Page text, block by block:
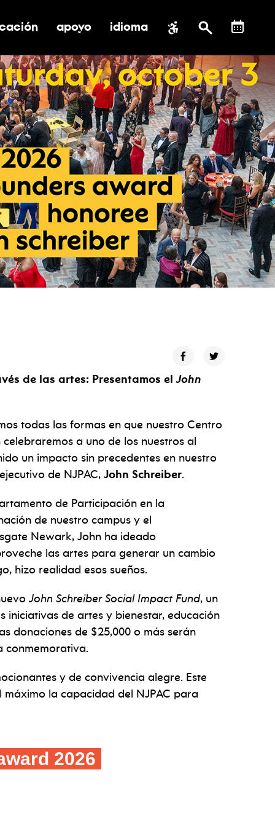
de impacto social
submenú de educación
alternar submenú de asistencia
apoyo idioma
de las artes: Presentamos el John
todas las formas en que nuestro Centro
a uno de los nuestros al
un impacto sin precedentes en nuestro
de NJPAC, John Schreiber.
de Participación en la
de nuestro campus y el
Newark, John ha ideado
las artes para generar un cambio
hizo realidad esos sueños.
John Schreiber Social Impact Fund, un
de artes y bienestar, educación
donaciones de $25,000 o más serán
conmemorativa.
y de convivencia alegre. Este
la capacidad del NJPAC para
2026